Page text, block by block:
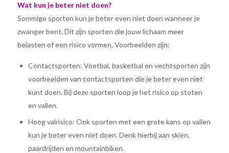
Wat kun je beter niet doen?
Sommige sporten kun je beter even niet doen wanneer je
zwanger bent. Dit zijn sporten die jouw lichaam meer
belasten of een risico vormen. Voorbeelden zijn:
Contactsporten: Voetbal, basketbal en vechtsporten zijn
voorbeelden van contactsporten die je beter even niet
kunt doen. Bij deze sporten loop je het risico op stoten
en vallen.
Hoog valrisico: Ook sporten met een grote kans op vallen
kun je beter even niet doen. Denk hierbij aan skiën,
paardrijden en mountainbiken.